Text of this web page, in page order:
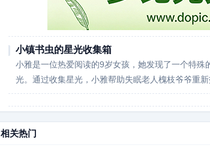
小镇书虫的星光收集箱
小雅是一位热爱阅读的9岁女孩，她发现了一个特殊
光。通过收集星光，小雅帮助失眠老人槐枝爷爷重新
相关热门